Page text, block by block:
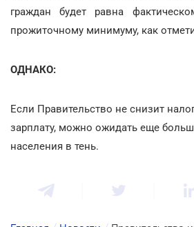
граждан будет равна
прожиточному минимуму, как
ОДНАКО:
Если Правительство не снизит
зарплату, можно ожидать еще
населения в тень.